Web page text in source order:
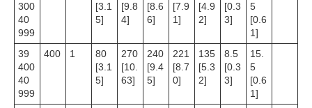
300
40
999
[3.1
5]
[9.8
4]
[8.6
6]
[7.9
1]
[4.9
2]
[0.3
3]
5
[0.6
1]
39
400
40
999
400 1
80
[3.1
5]
270
[10.
63]
240
[9.4
5]
221
[8.7
0]
135
[5.3
2]
8.5
[0.3
3]
15.
5
[0.6
1]